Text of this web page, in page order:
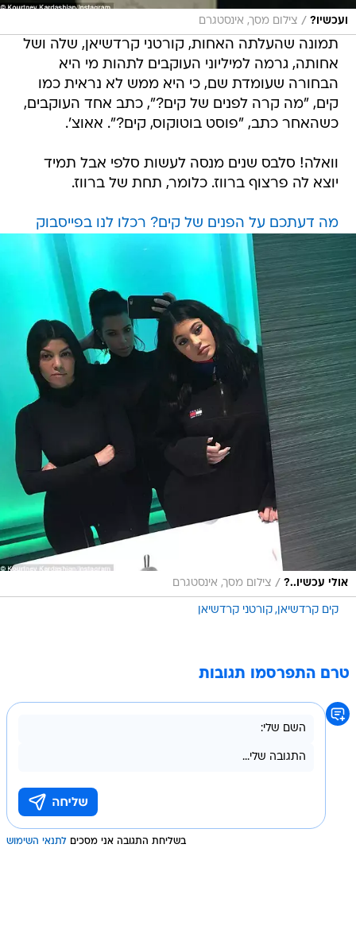
ועכשיו? / צילום מסך, אינסטגרם
תמונה שהעלתה האחות, קורטני קרדשיאן, שלה ושל
אחותה, גרמה למיליוני העוקבים לתהות מי היא
הבחורה שעומדת שם, כי היא ממש לא נראית כמו
קים, "מה קרה לפנים של קים?", כתב אחד העוקבים,
כשהאחר כתב, "פוסט בוטוקוס, קים?". אאוצ'.
וואלה! סלבס שנים מנסה לעשות סלפי אבל תמיד
יוצא לה פרצוף ברווז. כלומר, תחת של ברווז.
מה דעתכם על הפנים של קים? רכלו לנו בפייסבוק
אולי עכשיו..? / צילום מסך, אינסטגרם
קים קרדשיאן קורטני קרדשיאן
טרם התפרסמו תגובות
בשליחת התגובה אני מסכים לתנאי השימוש